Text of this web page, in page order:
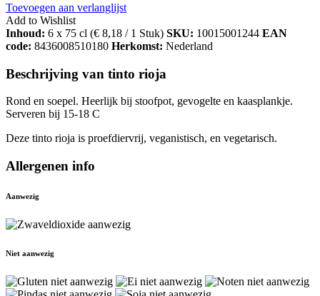
Toevoegen aan verlanglijst
Add to Wishlist
Inhoud: 6 x 75 cl (€ 8,18 / 1 Stuk) SKU: 10015001244 EAN
code: 8436008510180 Herkomst: Nederland
Beschrijving van tinto rioja
Rond en soepel. Heerlijk bij stoofpot, gevogelte en kaasplankje.
Serveren bij 15-18 C
Deze tinto rioja is proefdiervrij, veganistisch, en vegetarisch.
Allergenen info
Aanwezig
Niet aanwezig